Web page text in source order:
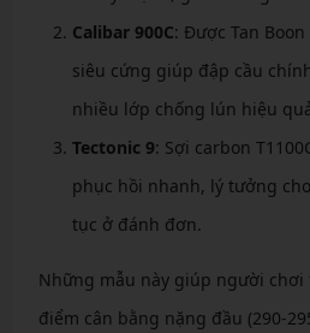
Calibar 900C: Được Tan
siêu cứng giúp đập cầu
nhiều lớp chống lún hiệu
Tectonic 9: Sợi carbon
phục hồi nhanh, lý tưởng
tục ở đánh đơn.
Những mẫu này giúp người
điểm cân bằng nặng đầu (290-